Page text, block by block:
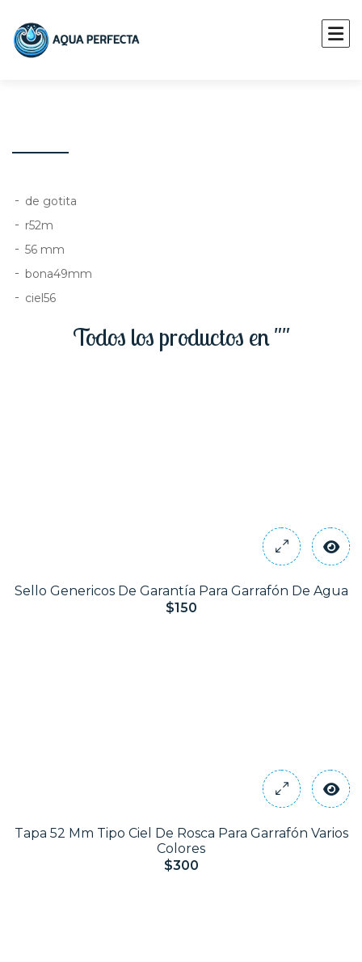
de gotita
r52m
56 mm
bona49mm
ciel56
Todos los productos en ""
Sello Genericos De Garantía Para Garrafón De Agua
$150
Tapa 52 Mm Tipo Ciel De Rosca Para Garrafón Varios
Colores
$300